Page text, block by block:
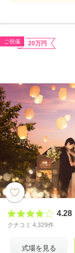
ご祝儀 20万円
4.28
クチコミ 4,329件
式場を見る